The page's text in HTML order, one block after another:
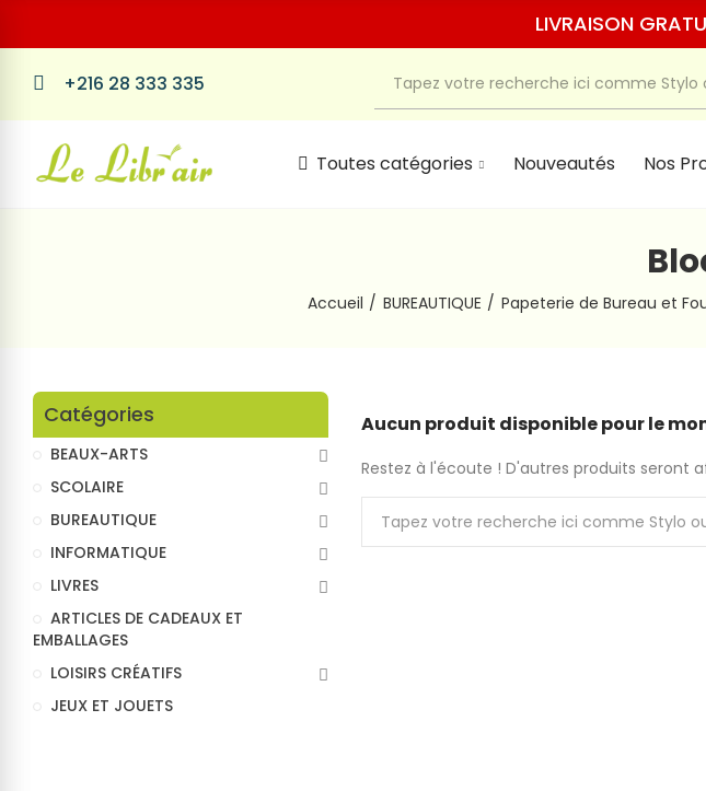
LIVRAISON
+216 28 333 335
Toutes catégories Nouveautés Nos
Accueil BUREAUTIQUE Papeterie de Bureau et
Aucun produit disponible pour le
Restez à l'écoute ! D'autres produits seront
Catégories
BEAUX-ARTS
SCOLAIRE
BUREAUTIQUE
INFORMATIQUE
LIVRES
ARTICLES DE CADEAUX ET
EMBALLAGES
LOISIRS CRÉATIFS
JEUX ET JOUETS